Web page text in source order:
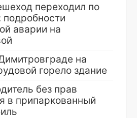
переходил по
подробности
аварии на
на
горело здание
без прав
в припаркованный